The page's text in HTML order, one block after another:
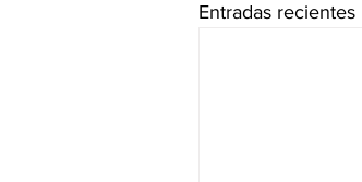
Entradas recientes